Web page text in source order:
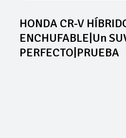
HONDA CR-V
ENCHUFABLE|Un
PERFECTO|PRUEBA